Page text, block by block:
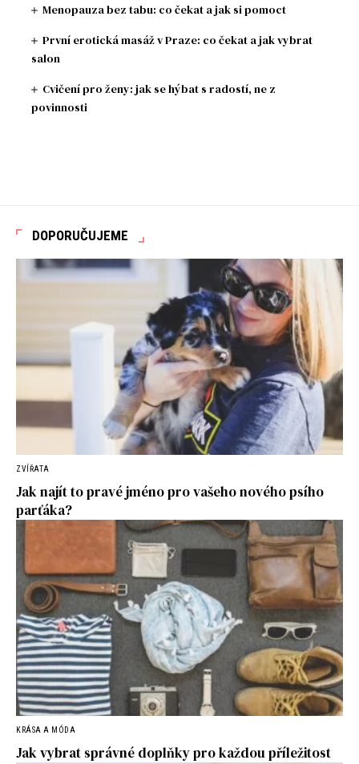
Menopauza bez tabu: co čekat a jak si pomoct
První erotická masáž v Praze: co čekat a jak vybrat
salon
Cvičení pro ženy: jak se hýbat s radostí, ne z
povinnosti
DOPORUČUJEME
ZVÍŘATA
Jak najít to pravé jméno pro vašeho nového psího
parťáka?
KRÁSA A MÓDA
Jak vybrat správné doplňky pro každou příležitost